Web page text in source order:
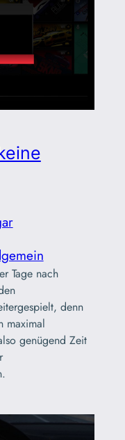
Tage nach
denn
maximal
genügend Zeit